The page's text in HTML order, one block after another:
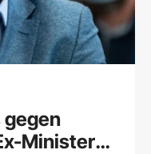
Minister